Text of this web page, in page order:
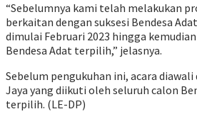
“Sebelumnya kami telah melakukan
berkaitan dengan suksesi Bendesa
dimulai Februari 2023 hingga
Bendesa Adat terpilih,” jelasnya.
Sebelum pengukuhan ini, acara diawali
Jaya yang diikuti oleh seluruh calon
terpilih. (LE-DP)